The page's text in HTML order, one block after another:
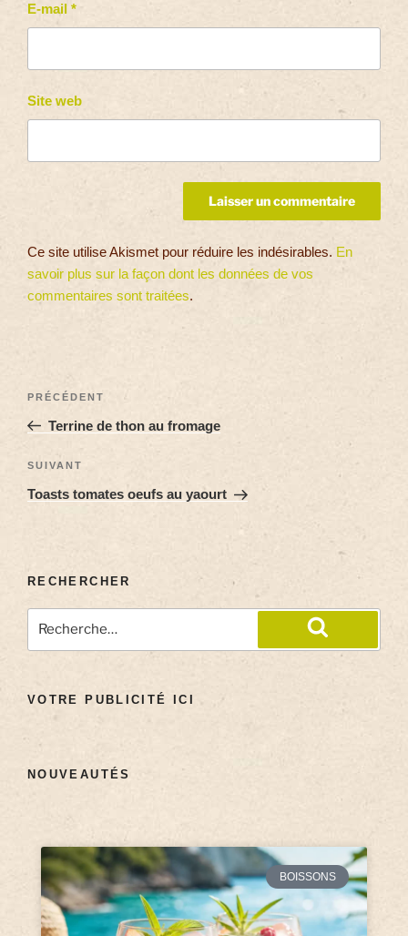
E-mail *
Site web
Ce site utilise Akismet pour réduire les indésirables. En
savoir plus sur la façon dont les données de vos
commentaires sont traitées.
PRÉCÉDENT
Terrine de thon au fromage
SUIVANT
Toasts tomates oeufs au yaourt
RECHERCHER
VOTRE PUBLICITÉ ICI
NOUVEAUTÉS
BOISSONS